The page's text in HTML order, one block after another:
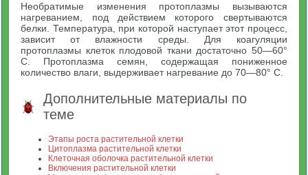
Необратимые изменения протоплазмы вызываются
нагреванием, под действием которого свертываются
белки. Температура, при которой наступает этот процесс,
зависит от влажности среды. Для коагуляции
протоплазмы клеток плодовой ткани достаточно 50—60°
С. Протоплазма семян, содержащая пониженное
количество влаги, выдерживает нагревание до 70—80° С.
Дополнительные материалы по
теме
Этапы роста растительной клетки
Цитоплазма растительной клетки
Клеточная оболочка растительной клетки
Включения растительной клетки